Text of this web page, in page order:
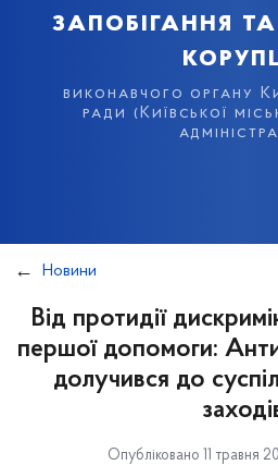
запобігання
виконавчого органу
ради (Київської
Новини
Від протидії
першої допомоги:
долучився до
Опубліковано 11 травня